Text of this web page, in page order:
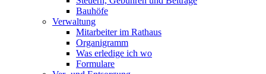
Bauhöfe
Verwaltung
Mitarbeiter im Rathaus
Organigramm
Was erledige ich wo
Formulare